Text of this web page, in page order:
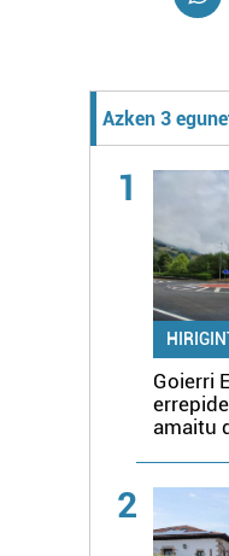
Azken 3
1
Goierri
amaitu
2